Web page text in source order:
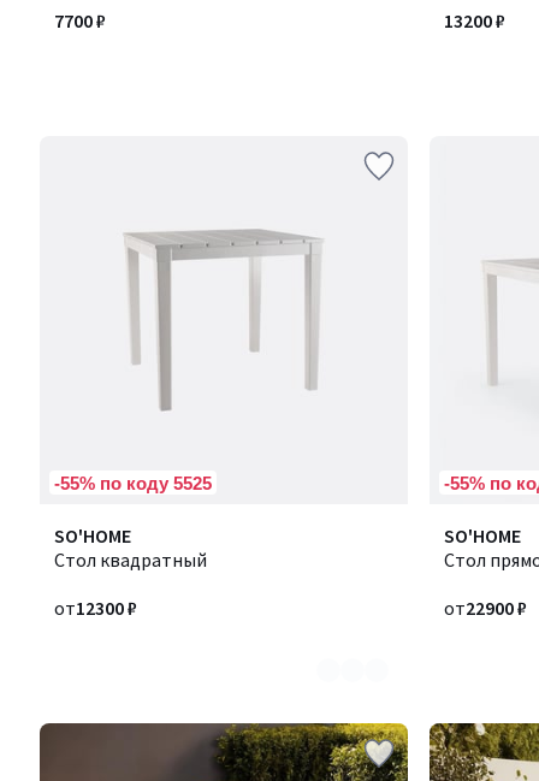
7700 ₽
13200 ₽
-55% по коду 5525
SO'HOME
Стол квадратный
от12300 ₽
Количество
цветов:
-55% по
SO'HOME
Стол
от22900 ₽
Количество
цветов: